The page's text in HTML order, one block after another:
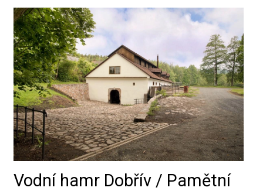
Vodní hamr Dobřív / Pamětní